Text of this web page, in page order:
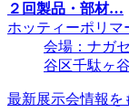
２回製品・部材…
ホッティーポリマ
会場：ナガ
谷区千駄
最新展示会情報を